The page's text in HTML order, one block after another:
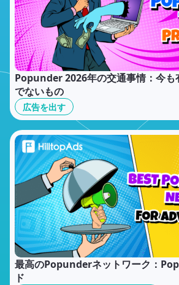
広告を出す
Popunder 2026年の交通事情：今も
でないもの
最高のPopunderネットワーク：
ド